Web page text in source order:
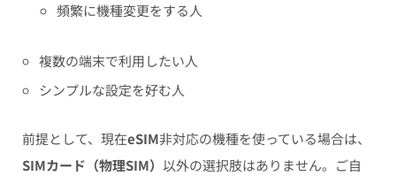
頻繁に機種変更をする人
複数の端末で利用したい人
シンプルな設定を好む人
前提として、現在eSIM非対応の機種を使っている場合は、
SIMカード（物理SIM） 以外の選択肢はありません。ご自